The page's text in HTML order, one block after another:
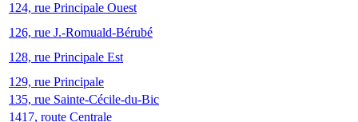
124, rue Principale Ouest
126, rue J.-Romuald-Bérubé
128, rue Principale Est
129, rue Principale
135, rue Sainte-Cécile-du-Bic
1417, route Centrale